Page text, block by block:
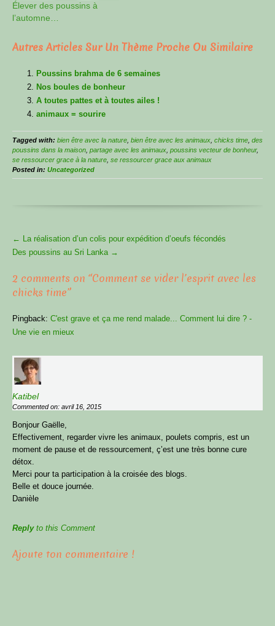
Élever des poussins à
l’automne…
Autres Articles Sur Un Thème Proche Ou Similaire
Poussins brahma de 6 semaines
Nos boules de bonheur
A toutes pattes et à toutes ailes !
animaux = sourire
Tagged with: bien être avec la nature bien être avec les animaux chicks time des
poussins dans la maison partage avec les animaux poussins vecteur de bonheur,
se ressourcer grace à la nature se ressourcer grace aux animaux
Posted in: Uncategorized
More
Articles
← La réalisation d’un colis pour expédition d’oeufs fécondés
Des poussins au Sri Lanka →
2 comments on “Comment se vider l’esprit avec les
chicks time”
Pingback: C'est grave et ça me rend malade... Comment lui dire ? -
Une vie en mieux
Katibel
Commented on: avril 16, 2015
Bonjour Gaëlle,
Effectivement, regarder vivre les animaux, poulets compris, est un
moment de pause et de ressourcement, ç’est une très bonne cure
détox.
Merci pour ta participation à la croisée des blogs.
Belle et douce journée.
Danièle
Replyto this Comment
Ajoute ton commentaire !